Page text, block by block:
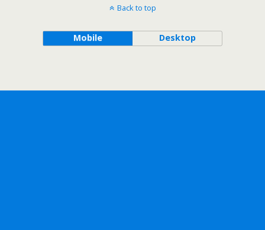
Back to top
Mobile Desktop